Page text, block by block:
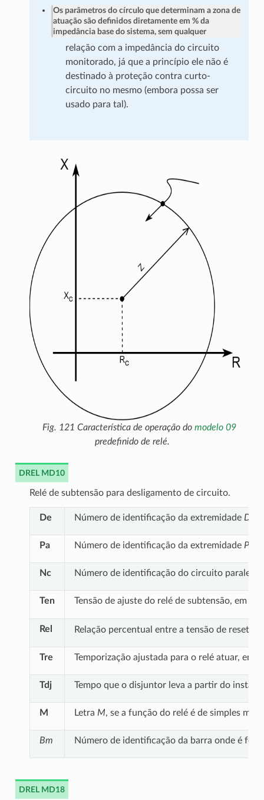
Os parâmetros do círculo que determinam a zona de
atuação são definidos diretamente em % da
impedância base do sistema, sem qualquer
relação com a impedância do circuito
monitorado, já que a princípio ele não é
destinado à proteção contra curto-
circuito no mesmo (embora possa ser
usado para tal).
Fig. 121 Característica de operação do modelo 09
predefinido de relé.
DREL MD10
Relé de subtensão para desligamento de circuito.
De Número de identificação da extremidade DE
Pa Número de identificação da extremidade
Nc Número de identificação do circuito paralelo
Ten Tensão de ajuste do relé de subtensão, em
Rel Relação percentual entre a tensão de reset
Tre Temporização ajustada para o relé atuar, em
Tdj Tempo que o disjuntor leva a partir do
M Letra M, se a função do relé é de simples
Bm Número de identificação da barra onde é
DREL MD18